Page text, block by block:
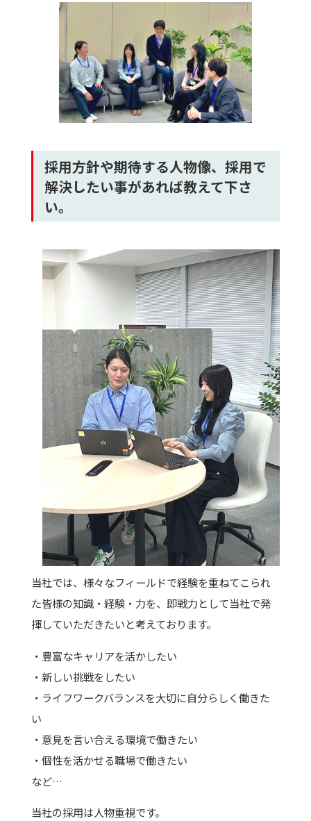
採用方針や期待する人物像、採用で
解決したい事があれば教えて下さ
い。
当社では、様々なフィールドで経験を重ねてこられ
た皆様の知識・経験・力を、即戦力として当社で発
揮していただきたいと考えております。
・豊富なキャリアを活かしたい
・新しい挑戦をしたい
・ライフワークバランスを大切に自分らしく働きた
い
・意見を言い合える環境で働きたい
・個性を活かせる職場で働きたい
など…
当社の採用は人物重視です。